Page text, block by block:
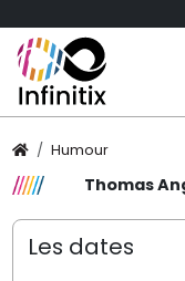
Humour
Thomas
Les dates